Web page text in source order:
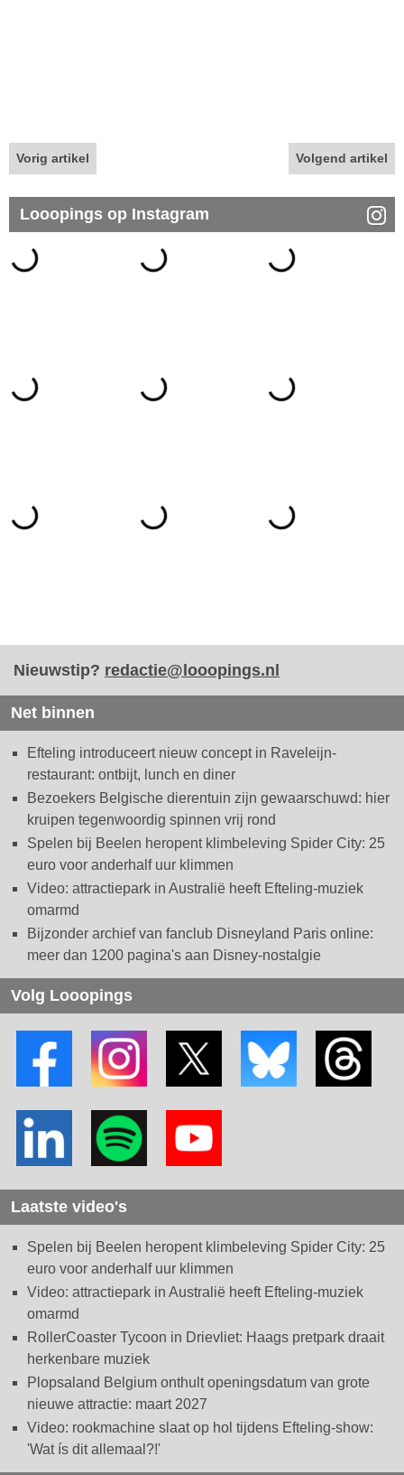
Vorig artikel Volgend artikel
Looopings op Instagram
Nieuwstip? redactie@looopings.nl
Net binnen
Efteling introduceert nieuw concept in Raveleijn-
restaurant: ontbijt, lunch en diner
Bezoekers Belgische dierentuin zijn gewaarschuwd: hier
kruipen tegenwoordig spinnen vrij rond
Spelen bij Beelen heropent klimbeleving Spider City: 25
euro voor anderhalf uur klimmen
Video: attractiepark in Australië heeft Efteling-muziek
omarmd
Bijzonder archief van fanclub Disneyland Paris online:
meer dan 1200 pagina's aan Disney-nostalgie
Volg Looopings
Laatste video's
Spelen bij Beelen heropent klimbeleving Spider City: 25
euro voor anderhalf uur klimmen
Video: attractiepark in Australië heeft Efteling-muziek
omarmd
RollerCoaster Tycoon in Drievliet: Haags pretpark draait
herkenbare muziek
Plopsaland Belgium onthult openingsdatum van grote
nieuwe attractie: maart 2027
Video: rookmachine slaat op hol tijdens Efteling-show:
'Wat ís dit allemaal?!'